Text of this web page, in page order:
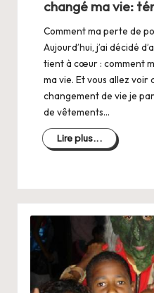
changé ma vie:
Comment ma perte de
Aujourd’hui, j’ai décidé
tient à cœur : comment
ma vie. Et vous allez voir
changement de vie je
de vêtements…
Lire plus...